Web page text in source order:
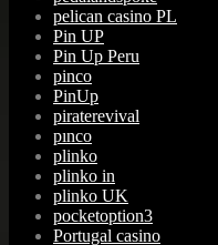
pelican casino PL
Pin UP
Pin Up Peru
pinco
PinUp
piraterevival
pınco
plinko
plinko in
plinko UK
pocketoption3
Portugal casino